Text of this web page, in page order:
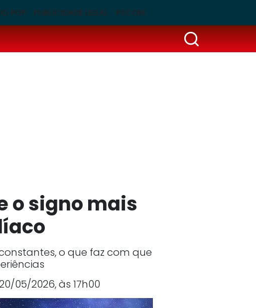
POP PUBLICIDADE LEGAL PSCOM
o signo mais
o que faz com que
05/2026, às 17h00